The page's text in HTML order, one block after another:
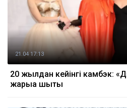
21.04 17:13
20 жылдан кейінгі камбэк:
жарыққа шықты